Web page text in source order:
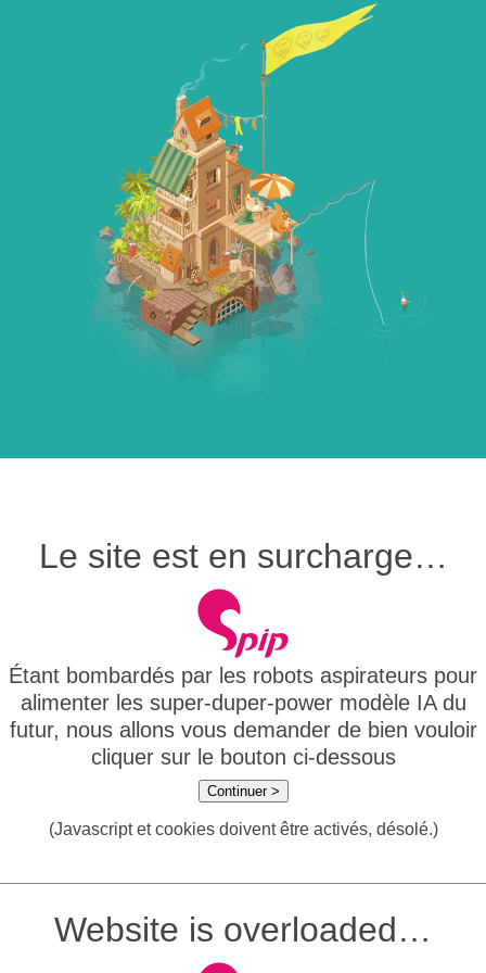
Le site est en surcharge…
Étant bombardés par les robots aspirateurs pour
alimenter les super-duper-power modèle IA du
futur, nous allons vous demander de bien vouloir
cliquer sur le bouton ci-dessous
Continuer >
(Javascript et cookies doivent être activés, désolé.)
Website is overloaded…